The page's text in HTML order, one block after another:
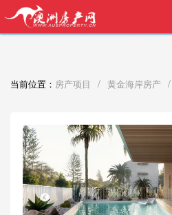
买家中介VIP服务
当前位置： 房产项目 / 黄金海岸房产 /